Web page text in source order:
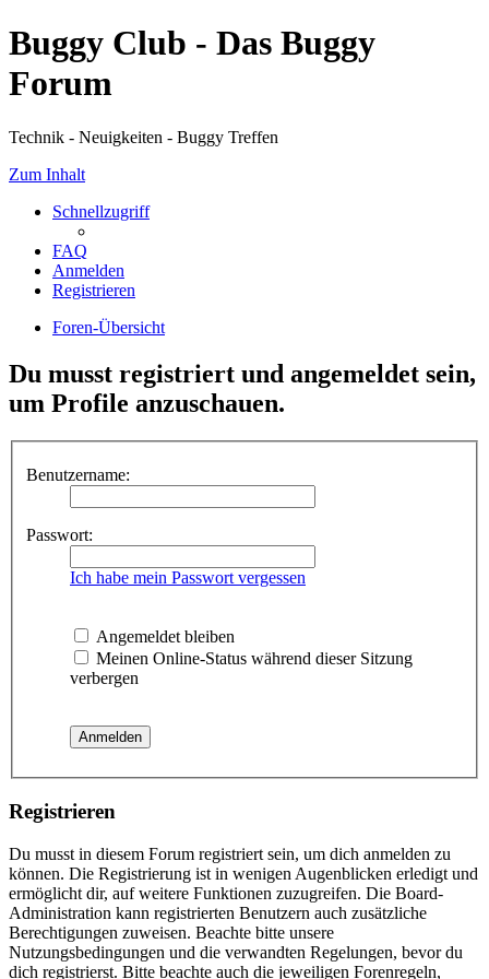
Buggy Club - Das Buggy
Forum
Technik - Neuigkeiten - Buggy Treffen
Zum Inhalt
Schnellzugriff
FAQ
Anmelden
Registrieren
Foren-Übersicht
Du musst registriert und angemeldet sein,
um Profile anzuschauen.
Benutzername:
Passwort:
Ich habe mein Passwort vergessen
Angemeldet bleiben
Meinen Online-Status während dieser Sitzung
verbergen
Registrieren
Du musst in diesem Forum registriert sein, um dich anmelden zu
können. Die Registrierung ist in wenigen Augenblicken erledigt und
ermöglicht dir, auf weitere Funktionen zuzugreifen. Die Board-
Administration kann registrierten Benutzern auch zusätzliche
Berechtigungen zuweisen. Beachte bitte unsere
Nutzungsbedingungen und die verwandten Regelungen, bevor du
dich registrierst. Bitte beachte auch die jeweiligen Forenregeln,